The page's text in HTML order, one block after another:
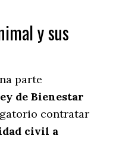
y sus
parte
de Bienestar
contratar
civil a